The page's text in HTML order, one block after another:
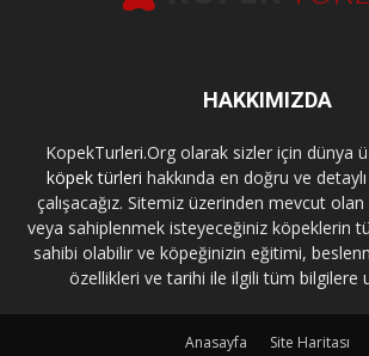
HAKKIMIZDA
KopekTurleri.Org olarak sizler için dünya
köpek türleri hakkında en doğru ve
çalışacağız. Sitemiz üzerinden mevcut
veya sahiplenmek isteyeceğiniz köpeklerin
sahibi olabilir ve köpeğinizin eğitimi,
özellikleri ve tarihi ile ilgili tüm bilgilere
Anasayfa Site Haritası